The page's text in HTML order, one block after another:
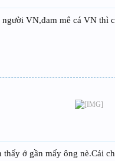
VN,đam mê cá VN thì
ở gần mấy ông nè.Cái